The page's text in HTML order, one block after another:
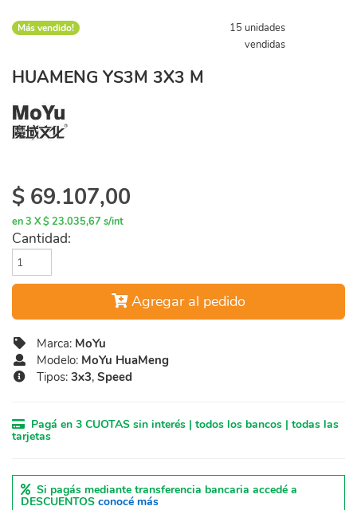
Más vendido!
15 unidades
vendidas
HUAMENG YS3M 3X3 M
$ 69.107,00
en 3 X $ 23.035,67 s/int
Cantidad:
Agregar al pedido
Marca: MoYu
Modelo: MoYu HuaMeng
Tipos: 3x3, Speed
Pagá en 3 CUOTAS sin interés | todos los bancos | todas las
tarjetas
Si pagás mediante transferencia bancaria accedé a
DESCUENTOS conocé más